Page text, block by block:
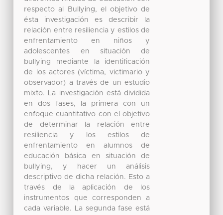
respecto al Bullying, el objetivo de
ésta investigación es describir la
relación entre resiliencia y estilos de
enfrentamiento en niños y
adolescentes en situación de
bullying mediante la identificación
de los actores (víctima, victimario y
observador) a través de un estudio
mixto. La investigación está dividida
en dos fases, la primera con un
enfoque cuantitativo con el objetivo
de determinar la relación entre
resiliencia y los estilos de
enfrentamiento en alumnos de
educación básica en situación de
bullying, y hacer un análisis
descriptivo de dicha relación. Esto a
través de la aplicación de los
instrumentos que corresponden a
cada variable. La segunda fase está